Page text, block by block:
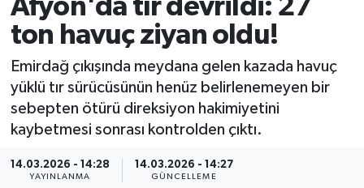
Afyon'da tır devrildi: 27
ton havuç ziyan oldu!
Emirdağ çıkışında meydana gelen kazada havuç
yüklü tır sürücüsünün henüz belirlenemeyen bir
sebepten ötürü direksiyon hakimiyetini
kaybetmesi sonrası kontrolden çıktı.
14.03.2026 - 14:28
YAYINLANMA
14.03.2026 - 14:27
GÜNCELLEME
Güncel
Kültür & Sanat
Magazin
Trafik Durumu
Süper Lig Puan Durumu ve Fikstür
Tüm Manşetler